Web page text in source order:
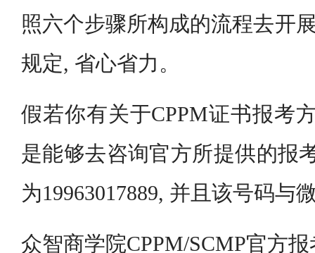
照六个步骤所构成的流程去开
规定, 省心省力。
假若你有关于CPPM证书报考
是能够去咨询官方所提供的报
为19963017889, 并且该号码与
众智商学院CPPM/SCMP官方报